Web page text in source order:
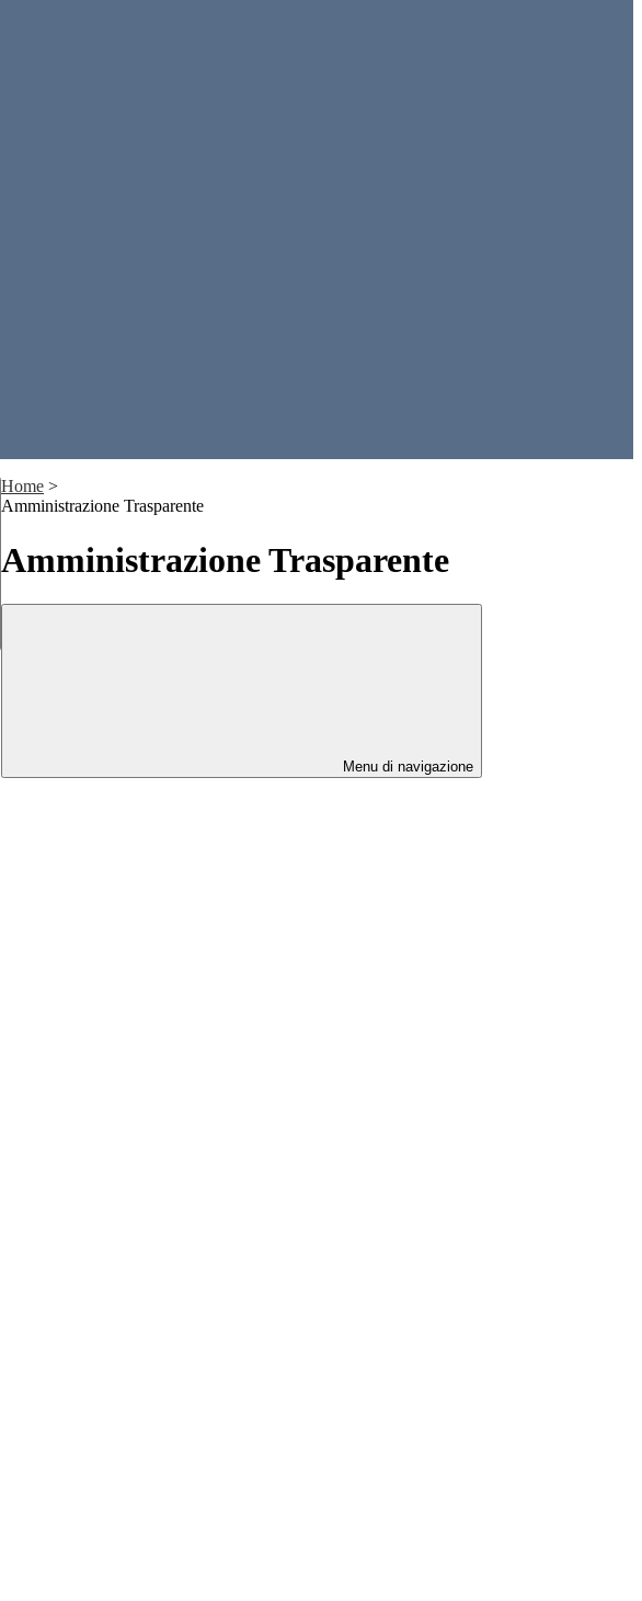
Home >
Amministrazione Trasparente
Amministrazione Trasparente
Menu di navigazione